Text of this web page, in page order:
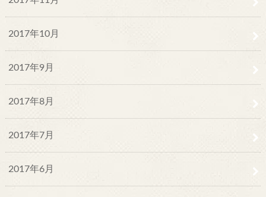
2017年10月
2017年9月
2017年8月
2017年7月
2017年6月